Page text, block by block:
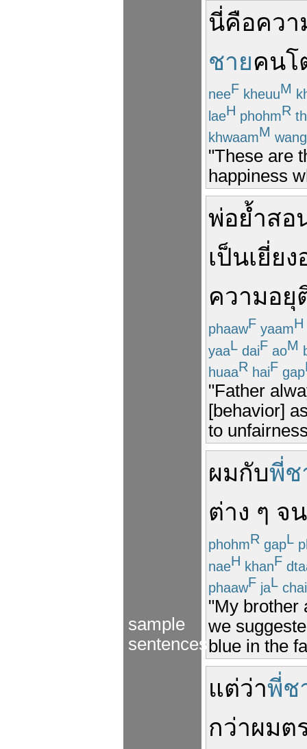
sample
sentences
นี่คือคว
ชายคนโ
neeF kheuuM
laeH phohmR
khwaamM wang
"These are
happiness
พ่อย้ำสอ
เป็นเยี่ยง
ความอยุ
phaawF yaamH
yaaL daiF aoM
huaaR haiF gap
"Father
[behavior]
to
ผมกับพี่ช
ต่าง ๆ จน
phohmR gapL
naeH khanF
phaawF jaL chai
"My brother
we
blue in the
แต่ว่าพี่ช
กว่าผมต